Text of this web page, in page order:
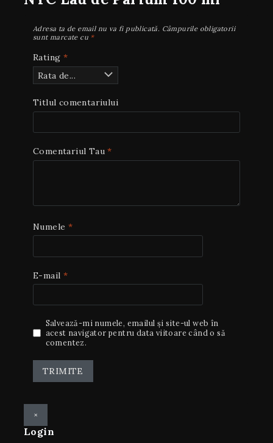
Adresa ta de email nu va fi publicată. Câmpurile obligatorii
sunt marcate cu *
Rating *
Titlul comentariului
Comentariul Tau*
Numele *
E-mail *
Salvează-mi numele, emailul și site-ul web în
acest navigator pentru data viitoare când o să
comentez.
×
Login